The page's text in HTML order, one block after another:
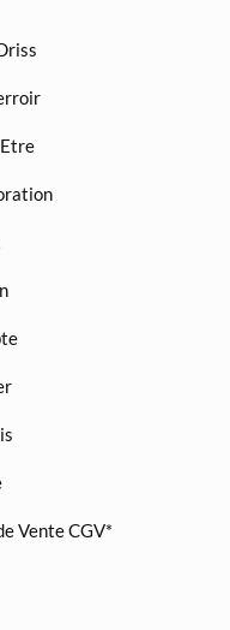
Vente CGV*